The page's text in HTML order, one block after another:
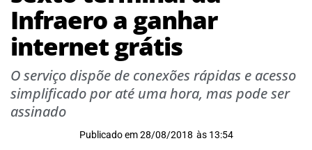
Infraero a ganhar
internet grátis
O serviço dispõe de conexões rápidas e acesso
simplificado por até uma hora, mas pode ser
assinado
Publicado em 28/08/2018 às 13:54